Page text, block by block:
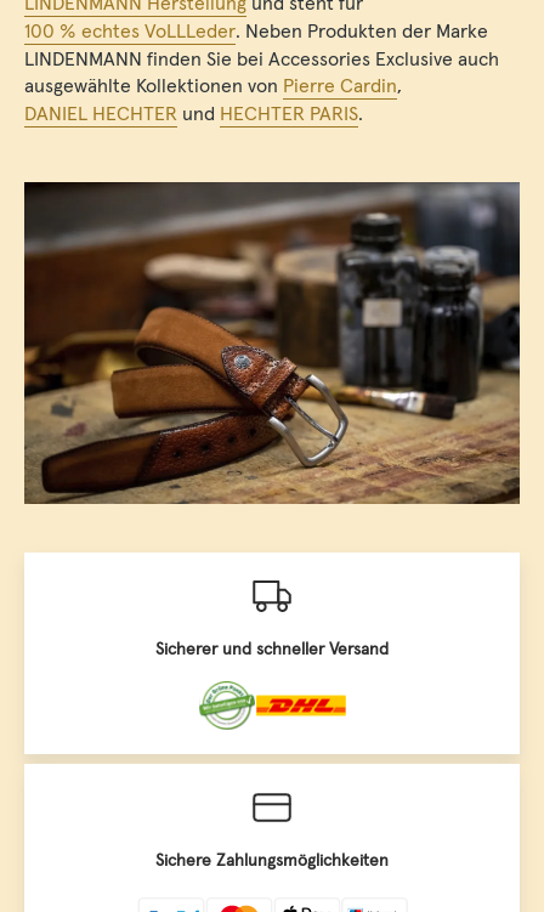
100 % echtes VoLLLeder. Neben Produkten der Marke
LINDENMANN finden Sie bei Accessories Exclusive auch
ausgewählte Kollektionen von Pierre Cardin,
DANIEL HECHTER und HECHTER PARIS.
Sicherer und schneller Versand
Sichere Zahlungsmöglichkeiten